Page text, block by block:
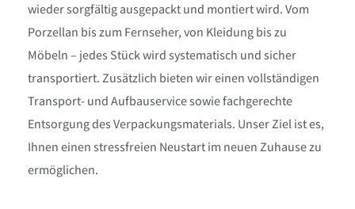
wieder sorgfältig ausgepackt und montiert wird. Vom
Porzellan bis zum Fernseher, von Kleidung bis zu
Möbeln – jedes Stück wird systematisch und sicher
transportiert. Zusätzlich bieten wir einen vollständigen
Transport- und Aufbauservice sowie fachgerechte
Entsorgung des Verpackungsmaterials. Unser Ziel ist es,
Ihnen einen stressfreien Neustart im neuen Zuhause zu
ermöglichen.